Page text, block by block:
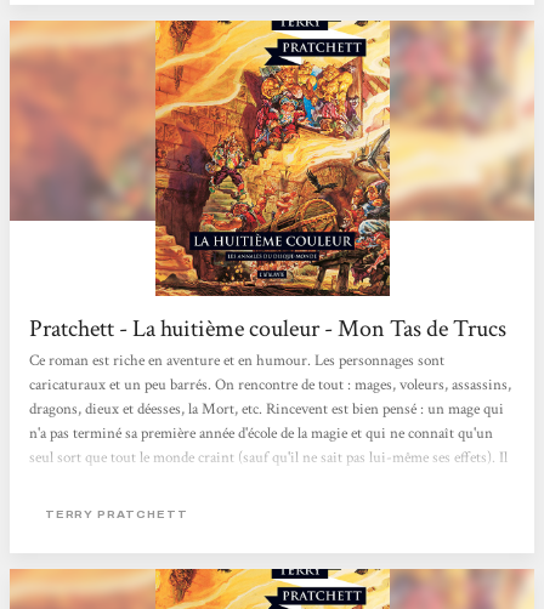
passé ? Une première partie nous présente donc le mage...
Pratchett - La huitième couleur - Mon Tas de Trucs
Ce roman est riche en aventure et en humour. Les personnages sont
caricaturaux et un peu barrés. On rencontre de tout : mages, voleurs, assassins,
dragons, dieux et déesses, la Mort, etc. Rincevent est bien pensé : un mage qui
n'a pas terminé sa première année d'école de la magie et qui ne connaît qu'un
seul sort que tout le monde craint (sauf qu'il ne sait pas lui-même ses effets). Il
froussard et pourtant aventureux malgré lui. Quant à DeuxFleurs, c'est un
TERRY PRATCHETT